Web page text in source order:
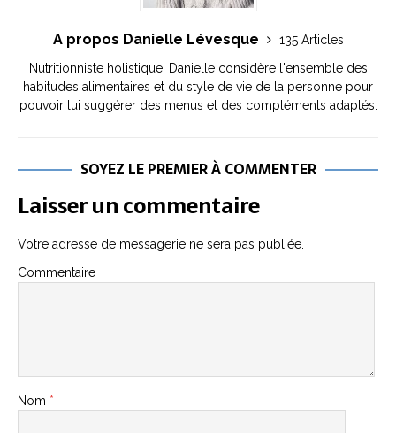
A propos Danielle Lévesque
135 Articles
Nutritionniste holistique, Danielle considère l'ensemble des
habitudes alimentaires et du style de vie de la personne pour
pouvoir lui suggérer des menus et des compléments adaptés.
SOYEZ LE PREMIER À COMMENTER
Laisser un commentaire
Votre adresse de messagerie ne sera pas publiée.
Commentaire
Nom *